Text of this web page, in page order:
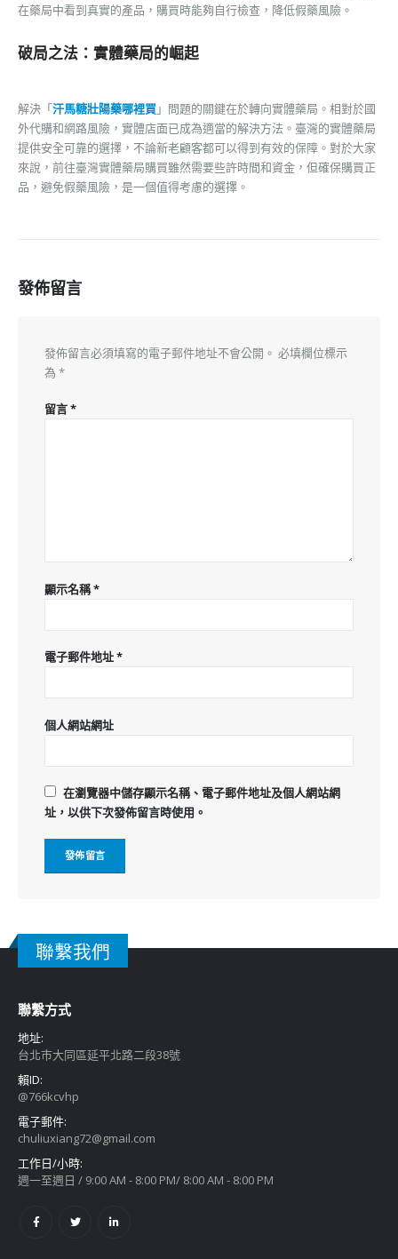
在藥局中看到真實的產品，購買時能夠自行檢查，降低假藥風險。
破局之法：實體藥局的崛起
解決「汗馬糖壯陽藥哪裡買」問題的關鍵在於轉向實體藥局。相對於國
外代購和網路風險，實體店面已成為適當的解決方法。臺灣的實體藥局
提供安全可靠的選擇，不論新老顧客都可以得到有效的保障。對於大家
來說，前往臺灣實體藥局購買雖然需要些許時間和資金，但確保購買正
品，避免假藥風險，是一個值得考慮的選擇。
發佈留言
發佈留言必須填寫的電子郵件地址不會公開。 必填欄位標示
為 *
留言*
顯示名稱*
電子郵件地址*
個人網站網址
在瀏覽器中儲存顯示名稱、電子郵件地址及個人網站網
址，以供下次發佈留言時使用。
聯繫我們
聯繫方式
地址:
台北市大同區延平北路二段38號
賴ID:
@766kcvhp
電子郵件:
chuliuxiang72@gmail.com
工作日/小時:
週一至週日 / 9:00 AM - 8:00 PM/ 8:00 AM - 8:00 PM